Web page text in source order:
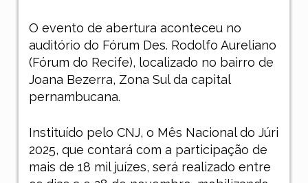
O evento de abertura aconteceu no
auditório do Fórum Des. Rodolfo Aureliano
(Fórum do Recife), localizado no bairro de
Joana Bezerra, Zona Sul da capital
pernambucana.
Instituído pelo CNJ, o Mês Nacional do Júri
2025, que contará com a participação de
mais de 18 mil juízes, será realizado entre